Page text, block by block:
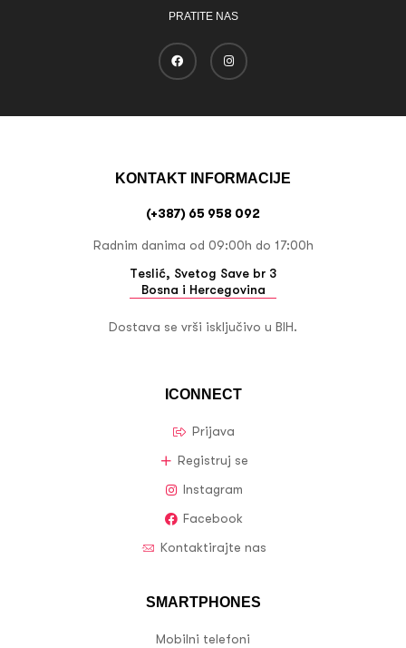
PRATITE NAS
ICONNECT
Prijava
Registruj se
Instagram
Facebook
Kontaktirajte nas
SMARTPHONES
Mobilni telefoni
KONTAKT INFORMACIJE
(+387) 65 958 092
Radnim danima od 09:00h do 17:00h
Teslić, Svetog Save br 3
Bosna i Hercegovina
Dostava se vrši isključivo u BIH.